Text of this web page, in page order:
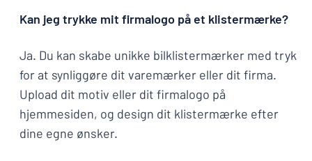
Kan jeg trykke mit firmalogo på et klistermærke?
Ja. Du kan skabe unikke bilklistermærker med tryk
for at synliggøre dit varemærker eller dit firma.
Upload dit motiv eller dit firmalogo på
hjemmesiden, og design dit klistermærke efter
dine egne ønsker.